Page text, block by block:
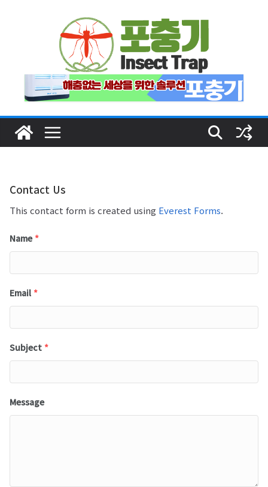
Contact Us
This contact form is created using Everest Forms.
Name *
Email *
Subject *
Message